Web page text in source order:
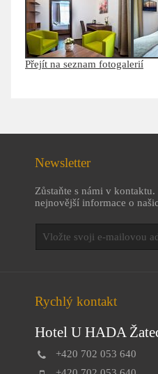
Přejít na seznam fotogalerií
Newsletter
Zůstaňte s námi v
nejnovější informace o
Rychlý kontakt
Hotel U HADA
+420 702 053 640